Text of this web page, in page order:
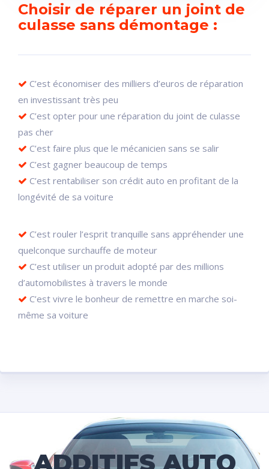
Choisir de réparer un joint de
culasse sans démontage :
C’est économiser des milliers d’euros de réparation
en investissant très peu
C’est opter pour une réparation du joint de culasse
pas cher
C’est faire plus que le mécanicien sans se salir
C’est gagner beaucoup de temps
C’est rentabiliser son crédit auto en profitant de la
longévité de sa voiture
C’est rouler l’esprit tranquille sans appréhender une
quelconque surchauffe de moteur
C’est utiliser un produit adopté par des millions
d’automobilistes à travers le monde
C’est vivre le bonheur de remettre en marche soi-
même sa voiture
ADDITIFS AUTO